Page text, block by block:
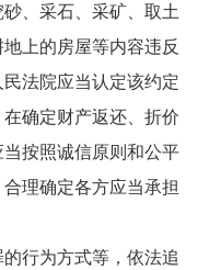
、采石、采矿、取土
上的房屋等内容违反
法院应当认定该约定
确定财产返还、折价
按照诚信原则和公平
理确定各方应当承担
行为方式等，依法追